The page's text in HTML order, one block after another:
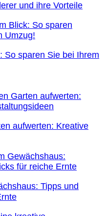
und ihre Vorteile
So sparen Sie bei Ihrem
aufwerten: Kreative
Tipps und